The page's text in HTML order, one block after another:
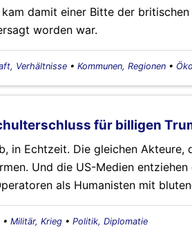
damit einer Bitte der
worden war.
Verhältnisse • Kommunen, Regionen •
für billigen
in Echtzeit. Die gleichen
Und die US-Medien
als Humanisten mit
• Militär, Krieg • Politik, Diplomatie